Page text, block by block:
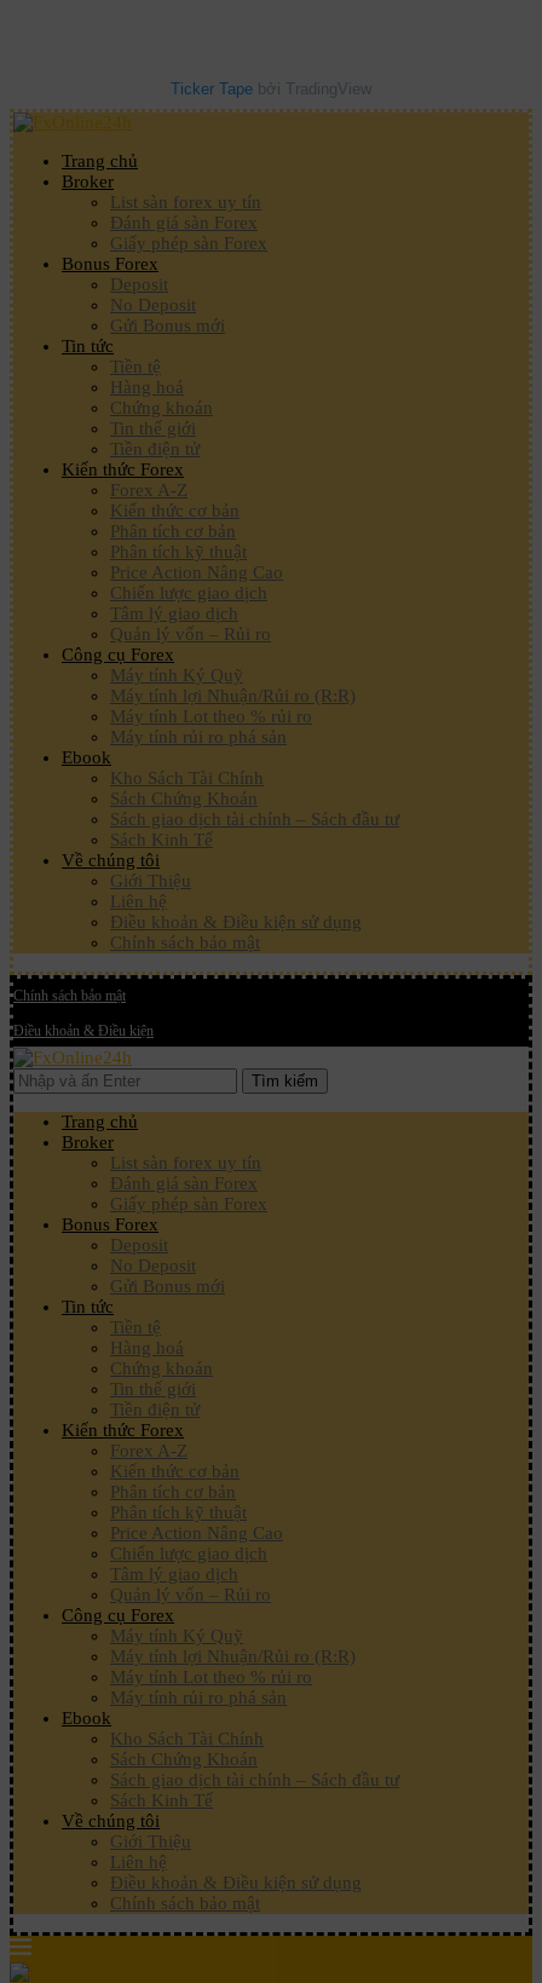
Ticker Tape bởi TradingView
Trang chủ
Broker
List sàn forex uy tín
Đánh giá sàn Forex
Giấy phép sàn Forex
Bonus Forex
Deposit
No Deposit
Gửi Bonus mới
Tin tức
Tiền tệ
Hàng hoá
Chứng khoán
Tin thế giới
Tiền điện tử
Kiến thức Forex
Forex A-Z
Kiến thức cơ bản
Phân tích cơ bản
Phân tích kỹ thuật
Price Action Nâng Cao
Chiến lược giao dịch
Tâm lý giao dịch
Quản lý vốn – Rủi ro
Công cụ Forex
Máy tính Ký Quỹ
Máy tính lợi Nhuận/Rủi ro (R:R)
Máy tính Lot theo % rủi ro
Máy tính rủi ro phá sản
Ebook
Kho Sách Tài Chính
Sách Chứng Khoán
Sách giao dịch tài chính – Sách đầu tư
Sách Kinh Tế
Về chúng tôi
Giới Thiệu
Liên hệ
Điều khoản & Điều kiện sử dụng
Chính sách bảo mật
Chính sách bảo mật
Điều khoản & Điều kiện
Tìm kiếm
Trang chủ
Broker
List sàn forex uy tín
Đánh giá sàn Forex
Giấy phép sàn Forex
Bonus Forex
Deposit
No Deposit
Gửi Bonus mới
Tin tức
Tiền tệ
Hàng hoá
Chứng khoán
Tin thế giới
Tiền điện tử
Kiến thức Forex
Forex A-Z
Kiến thức cơ bản
Phân tích cơ bản
Phân tích kỹ thuật
Price Action Nâng Cao
Chiến lược giao dịch
Tâm lý giao dịch
Quản lý vốn – Rủi ro
Công cụ Forex
Máy tính Ký Quỹ
Máy tính lợi Nhuận/Rủi ro (R:R)
Máy tính Lot theo % rủi ro
Máy tính rủi ro phá sản
Ebook
Kho Sách Tài Chính
Sách Chứng Khoán
Sách giao dịch tài chính – Sách đầu tư
Sách Kinh Tế
Về chúng tôi
Giới Thiệu
Liên hệ
Điều khoản & Điều kiện sử dụng
Chính sách bảo mật